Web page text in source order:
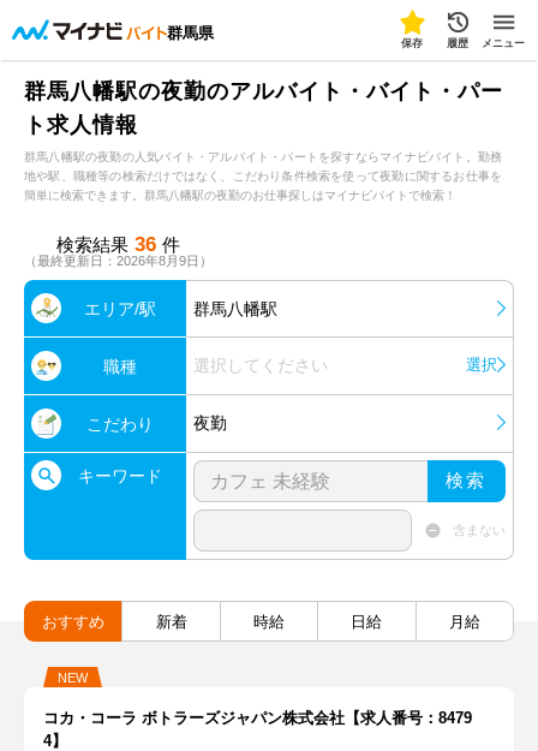
群馬県
保存 履歴 メニュー
群馬八幡駅の夜勤のアルバイト・バイト・パー
ト求人情報
群馬八幡駅の夜勤の人気バイト・アルバイト・パートを探すならマイナビバイト。勤務
地や駅、職種等の検索だけではなく、こだわり条件検索を使って夜勤に関するお仕事を
簡単に検索できます。群馬八幡駅の夜勤のお仕事探しはマイナビバイトで検索！
検索結果 36 件
（最終更新日：2026年8月9日）
エリア/駅 群馬八幡駅
職種 選択してください 選択
こだわり 夜勤
キーワード 検索
含まない
おすすめ 新着 時給 日給 月給
NEW
コカ・コーラ ボトラーズジャパン株式会社【求人番号：8479
4】